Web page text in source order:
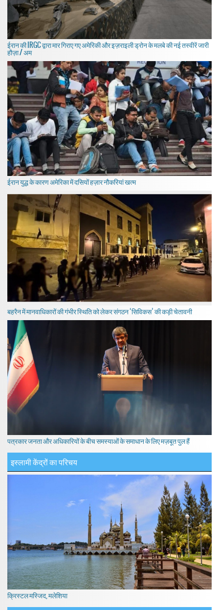
ईरान की IRGC द्वारा मार गिराए गए अमेरिकी और इज़राइली ड्रोन के मलबे की नई तस्वीरें जारी
हौज़ा / अम
ईरान युद्ध के कारण अमेरिका में दसियों हज़ार नौकरियां खत्म
बहरैन में मानवाधिकारों की गंभीर स्थिति को लेकर संगठन ‘सिविकस’ की कड़ी चेतावनी
पत्रकार जनता और अधिकारियों के बीच समस्याओं के समाधान के लिए मज़बूत पुल हैं
इस्लामी केंद्रों का परिचय
क्रिस्टल मस्जिद, मलेशिया